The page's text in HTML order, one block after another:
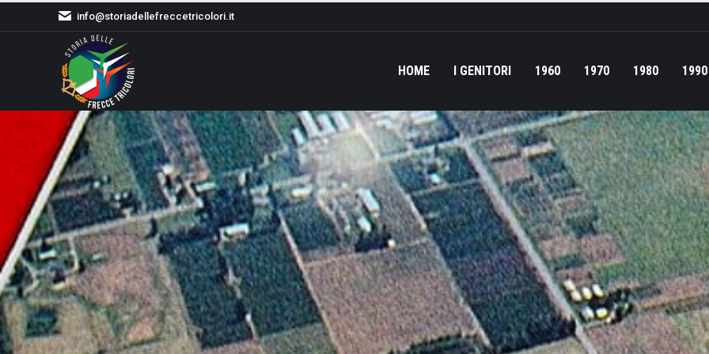
info@storiadellefreccetricolori.it
HOME I GENITORI 1960 1970 1980 1990